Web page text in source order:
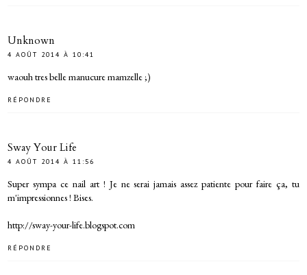
Unknown
4 AOÛT 2014 À 10:41
waouh tres belle manucure mamzelle ;)
RÉPONDRE
Sway Your Life
4 AOÛT 2014 À 11:56
Super sympa ce nail art ! Je ne serai jamais assez patiente pour faire ça, tu
m'impressionnes ! Bises.
http://sway-your-life.blogspot.com
RÉPONDRE